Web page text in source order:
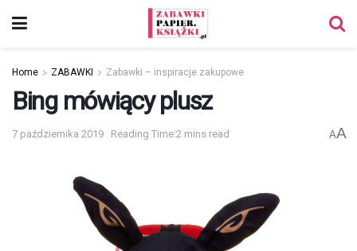
Home ZABAWKI Zabawki – inspiracje zakupowe
Bing mówiący plusz
7 października 2019 Reading Time:2 mins read AA